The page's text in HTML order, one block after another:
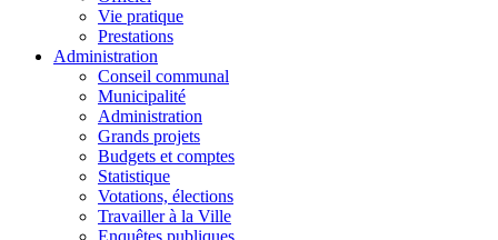
Vie pratique
Prestations
Administration
Conseil communal
Municipalité
Administration
Grands projets
Budgets et comptes
Statistique
Votations, élections
Travailler à la Ville
Enquêtes publiques